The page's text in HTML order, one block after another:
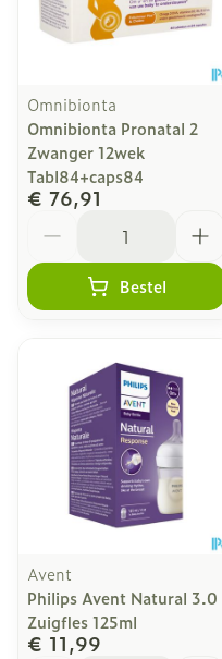
Omnibionta
Omnibionta Pronatal 2
Zwanger 12wek
Tabl84+caps84
€ 76,91
Bestel
Avent
Philips Avent Natural 3.0
Zuigfles 125ml
€ 11,99